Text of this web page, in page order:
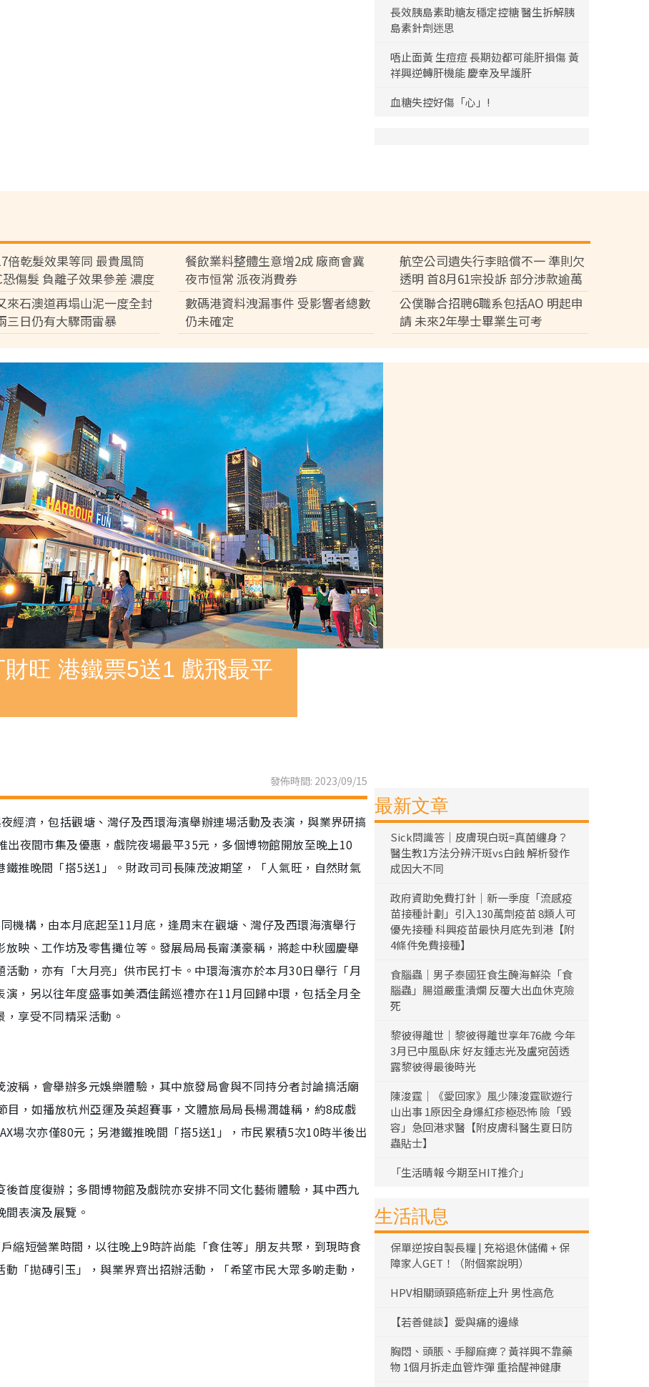
長效胰島素助糖友穩定控糖 醫生拆解胰
島素針劑迷思
唔止面黃 生痘痘 長期攰都可能肝損傷 黃
祥興逆轉肝機能 慶幸及早護肝
血糖失控好傷「心」!
倍乾髮效果等同 最貴風筒
恐傷髮 負離子效果參差 濃度
倍
餐飲業料整體生意增2成 廠商會冀
夜市恒常 派夜消費券
航空公司遺失行李賠償不一 準則欠
透明 首8月61宗投訴 部分涉款逾萬
元
來石澳道再塌山泥一度全封
三日仍有大驟雨雷暴
數碼港資料洩漏事件 受影響者總數
仍未確定
公僕聯合招聘6職系包括AO 明起申
請 未來2年學士畢業生可考
旺 港鐵票5送1 戲飛最平
發佈時間: 2023/09/15
經濟，包括觀塘、灣仔及西環海濱舉辦連場活動及表演，與業界研搞
夜間市集及優惠，戲院夜場最平35元，多個博物館開放至晚上10
推晚間「搭5送1」。財政司司長陳茂波期望，「人氣旺，自然財氣
機構，由本月底起至11月底，逢周末在觀塘、灣仔及西環海濱舉行
映、工作坊及零售攤位等。發展局局長甯漢豪稱，將趁中秋國慶舉
動，亦有「大月亮」供市民打卡。中環海濱亦於本月30日舉行「月
，另以往年度盛事如美酒佳餚巡禮亦在11月回歸中環，包括全月全
享受不同精采活動。
稱，會舉辦多元娛樂體驗，其中旅發局會與不同持分者討論搞活廟
，如播放杭州亞運及英超賽事，文體旅局局長楊潤雄稱，約8成戲
場次亦僅80元；另港鐵推晚間「搭5送1」，市民累積5次10時半後出
首度復辦；多間博物館及戲院亦安排不同文化藝術體驗，其中西九
表演及展覽。
縮短營業時間，以往晚上9時許尚能「食住等」朋友共聚，到現時食
「拋磚引玉」，與業界齊出招辦活動，「希望市民大眾多啲走動，
最新文章
Sick問識答｜皮膚現白斑=真菌纏身？
醫生教1方法分辨汗斑vs白蝕 解析發作
成因大不同
政府資助免費打針｜新一季度「流感疫
苗接種計劃」引入130萬劑疫苗 8類人可
優先接種 科興疫苗最快月底先到港【附
4條件免費接種】
食腦蟲｜男子泰國狂食生醃海鮮染「食
腦蟲」腸道嚴重潰爛 反覆大出血休克險
死
黎彼得離世｜黎彼得離世享年76歲 今年
3月已中風臥床 好友鍾志光及盧宛茵透
露黎彼得最後時光
陳浚霆｜《愛回家》風少陳浚霆歐遊行
山出事 1原因全身爆紅疹極恐怖 險「毀
容」急回港求醫【附皮膚科醫生夏日防
蟲貼士】
「生活晴報 今期至HIT推介」
生活訊息
保單逆按自製長糧 | 充裕退休儲備 + 保
障家人GET！（附個案說明）
HPV相關頭頸癌新症上升 男性高危
【若善健談】愛與痛的邊緣
胸悶、頭脹、手腳麻痺？黃祥興不靠藥
物 1個月拆走血管炸彈 重拾醒神健康